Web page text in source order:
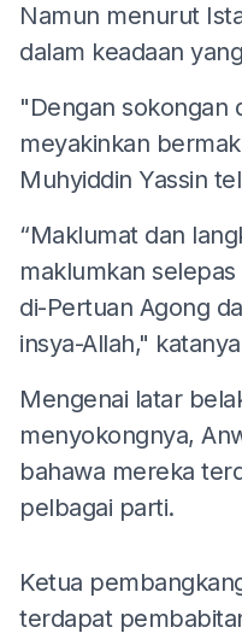
Namun menurut
dalam keadaan
"Dengan sokongan
meyakinkan
Muhyiddin Yassin
“Maklumat dan
maklumkan
di-Pertuan Agong
insya-Allah,"
Mengenai latar
menyokongnya,
bahawa mereka
pelbagai parti.
Ketua
terdapat